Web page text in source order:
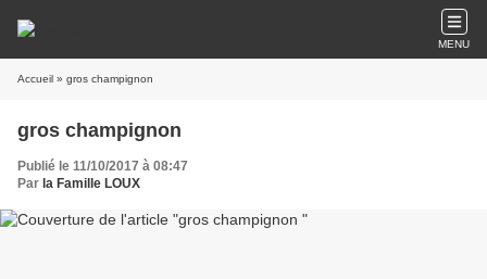
MENU
Accueil » gros champignon
gros champignon
Publié le 11/10/2017 à 08:47
Par la Famille LOUX